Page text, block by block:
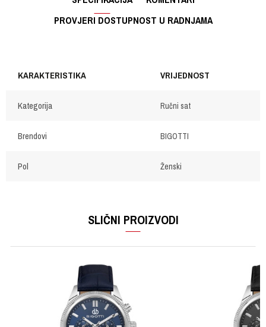
PROVJERI DOSTUPNOST U RADNJAMA
KARAKTERISTIKA VRIJEDNOST
Kategorija Ručni sat
Brendovi BIGOTTI
Pol Ženski
SLIČNI PROIZVODI